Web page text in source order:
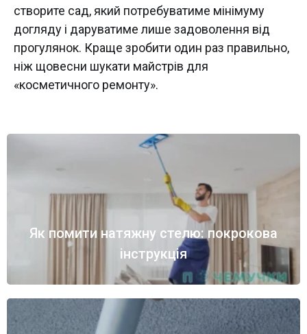
створите сад, який потребуватиме мінімуму
догляду і даруватиме лише задоволення від
прогулянок. Краще зробити один раз правильно,
ніж щовесни шукати майстрів для
«косметичного ремонту».
Як помити натяжну стелю: покрокова
інструкція